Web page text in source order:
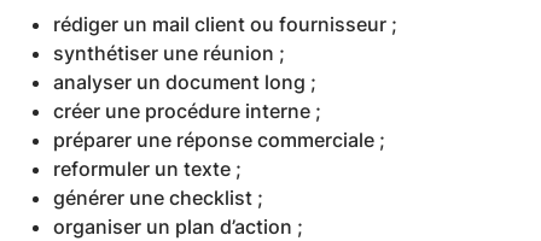
rédiger un mail client ou fournisseur ;
synthétiser une réunion ;
analyser un document long ;
créer une procédure interne ;
préparer une réponse commerciale ;
reformuler un texte ;
générer une checklist ;
organiser un plan d’action ;